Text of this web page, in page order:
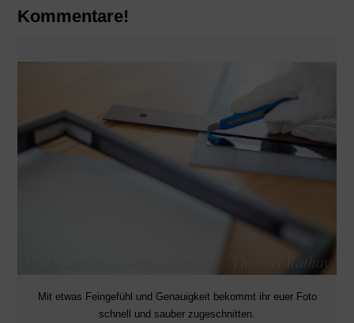
Kommentare!
Mit etwas Feingefühl und Genauigkeit bekommt ihr euer Foto
schnell und sauber zugeschnitten.